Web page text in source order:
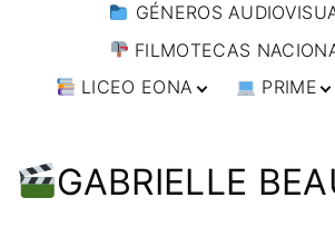
DIRECTORES (F-L)
DIRECTORES (L-
W)
GÉNEROS
ANIMACIÓN
ARTES MARCIALES
CINE DOCUMENTAL
FILMOTECAS
AFRICA
ASIA
EUROPA
LICEO EONA
TALLERES
ONLINE
PRIME
GABRIELLE